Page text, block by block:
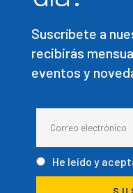
Suscríbete a
recibirás
eventos y
He leído y